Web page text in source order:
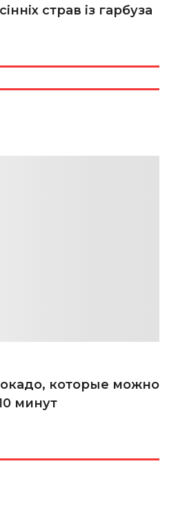
страв із гарбуза
которые можно
минут